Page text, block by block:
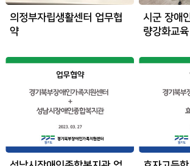
의정부자립생활센터 업무협
약
시군 장애
량강화교육